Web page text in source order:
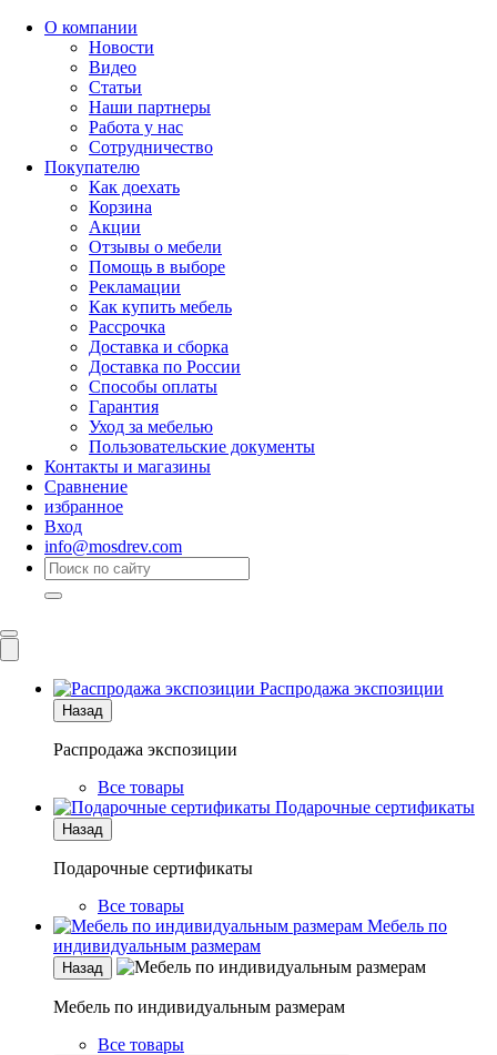
О компании
Новости
Видео
Статьи
Наши партнеры
Работа у нас
Сотрудничество
Покупателю
Как доехать
Корзина
Акции
Отзывы о мебели
Помощь в выборе
Рекламации
Как купить мебель
Рассрочка
Доставка и сборка
Доставка по России
Способы оплаты
Гарантия
Уход за мебелью
Пользовательские документы
Контакты и магазины
Сравнение
избранное
Вход
info@mosdrev.com
Распродажа экспозиции
Назад
Распродажа экспозиции
Все товары
Подарочные сертификаты
Назад
Подарочные сертификаты
Все товары
Мебель по
индивидуальным размерам
Назад
Мебель по индивидуальным размерам
Все товары